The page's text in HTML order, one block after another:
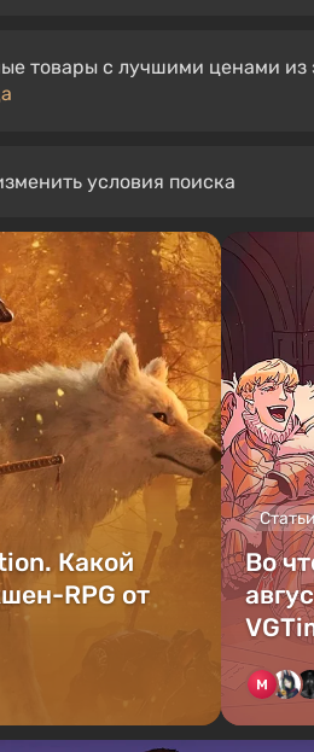
товары с лучшими ценами из
условия поиска
Какой
RPG от
Во